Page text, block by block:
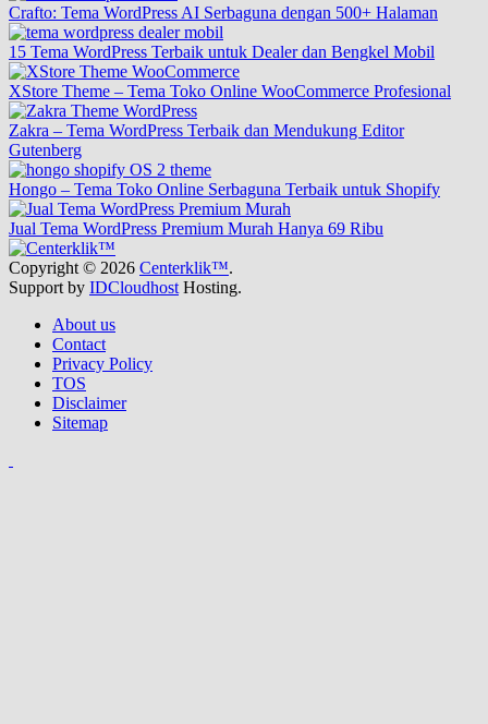
Crafto: Tema WordPress AI Serbaguna dengan 500+ Halaman
15 Tema WordPress Terbaik untuk Dealer dan Bengkel Mobil
XStore Theme – Tema Toko Online WooCommerce Profesional
Zakra – Tema WordPress Terbaik dan Mendukung Editor
Gutenberg
Hongo – Tema Toko Online Serbaguna Terbaik untuk Shopify
Jual Tema WordPress Premium Murah Hanya 69 Ribu
Copyright © 2026 Centerklik™.
Support by IDCloudhost Hosting.
About us
Contact
Privacy Policy
TOS
Disclaimer
Sitemap